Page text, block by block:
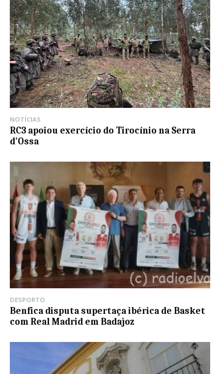
NOTÍCIAS
RC3 apoiou exercício do Tirocínio na Serra
d’Ossa
DESPORTO
Benfica disputa supertaça ibérica de Basket
com Real Madrid em Badajoz